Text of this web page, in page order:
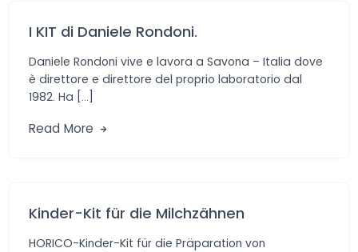
I KIT di Daniele Rondoni.
Daniele Rondoni vive e lavora a Savona – Italia dove
è direttore e direttore del proprio laboratorio dal
1982. Ha […]
Read More
Kinder-Kit für die Milchzähnen
HORICO-Kinder-Kit für die Präparation von